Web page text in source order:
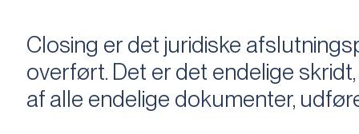
Closing er det juridiske
overført. Det er det endelige
af alle endelige dokumenter,